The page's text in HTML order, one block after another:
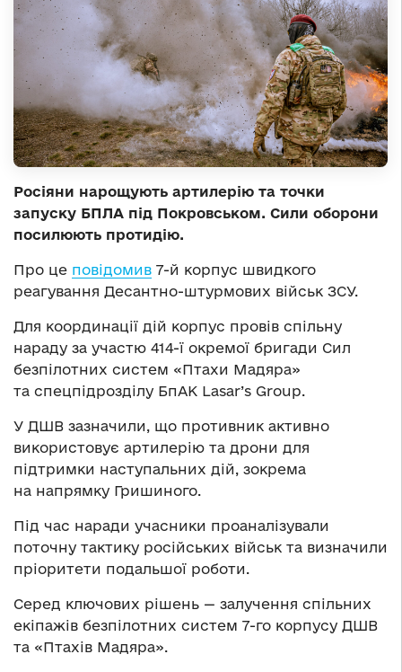
Росіяни нарощують артилерію та точки
запуску БПЛА під Покровськом. Сили оборони
посилюють протидію.
Про це повідомив 7-й корпус швидкого
реагування Десантно-штурмових військ ЗСУ.
Для координації дій корпус провів спільну
нараду за участю 414-ї окремої бригади Сил
безпілотних систем «Птахи Мадяра»
та спецпідрозділу БпАК Lasar’s Group.
У ДШВ зазначили, що противник активно
використовує артилерію та дрони для
підтримки наступальних дій, зокрема
на напрямку Гришиного.
Під час наради учасники проаналізували
поточну тактику російських військ та визначили
пріоритети подальшої роботи.
Серед ключових рішень — залучення спільних
екіпажів безпілотних систем 7-го корпусу ДШВ
та «Птахів Мадяра».